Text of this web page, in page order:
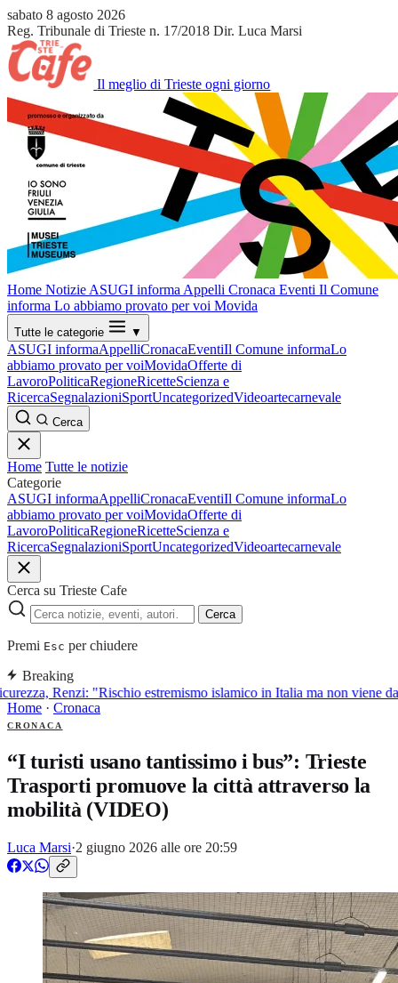
sabato 8 agosto 2026
Reg. Tribunale di Trieste n. 17/2018 Dir. Luca Marsi
Il meglio di Trieste ogni giorno
Home Notizie ASUGI informa Appelli Cronaca Eventi Il Comune
informa Lo abbiamo provato per voi Movida
Tutte le categorie ▼
ASUGI informaAppelliCronacaEventiIl Comune informaLo
abbiamo provato per voiMovidaOfferte di
LavoroPoliticaRegioneRicetteScienza e
RicercaSegnalazioniSportUncategorizedVideoartecarnevale
Cerca
Home Tutte le notizie
Categorie
ASUGI informaAppelliCronacaEventiIl Comune informaLo
abbiamo provato per voiMovidaOfferte di
LavoroPoliticaRegioneRicetteScienza e
RicercaSegnalazioniSportUncategorizedVideoartecarnevale
Cerca su Trieste Cafe
Cerca
Premi Esc per chiudere
Breaking
Renzi: "Rischio estremismo islamico in Italia ma non viene
Home · Cronaca
CRONACA
“I turisti usano tantissimo i bus”: Trieste
Trasporti promuove la città attraverso la
mobilità (VIDEO)
Luca Marsi·2 giugno 2026 alle ore 20:59